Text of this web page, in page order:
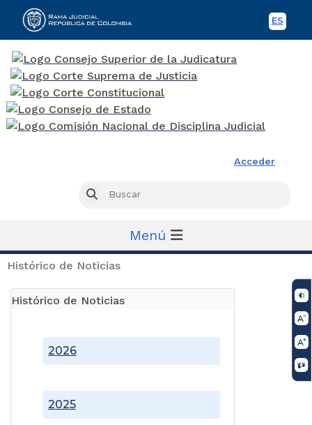
ES
Acceder
Buscar
Menú
Histórico de Noticias
Histórico de Noticias
2025
2026